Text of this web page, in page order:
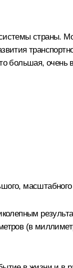
страны.
большая, очень
масштабного
(в